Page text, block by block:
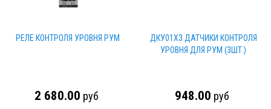
РЕЛЕ КОНТРОЛЯ УРОВНЯ РУМ
2 680.00 руб
ДКУ01Х3 ДАТЧИКИ КОНТРОЛЯ
УРОВНЯ ДЛЯ РУМ (3ШТ.)
948.00 руб